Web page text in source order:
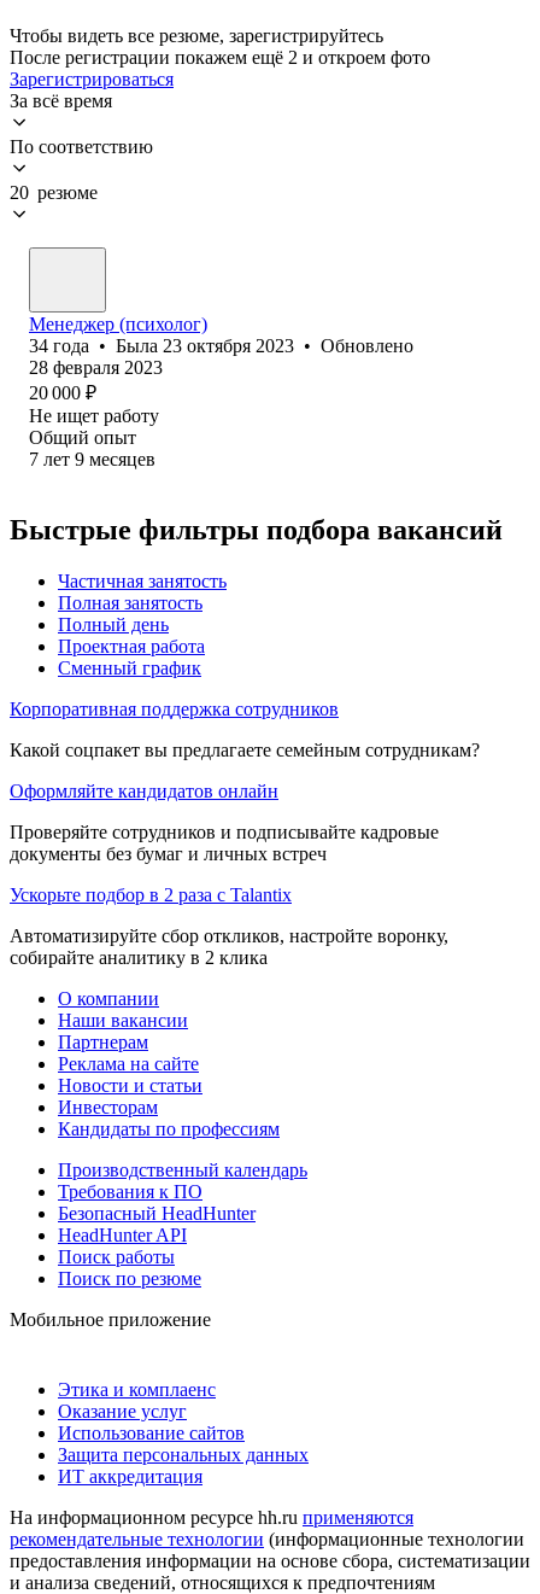
Чтобы видеть все резюме, зарегистрируйтесь
После регистрации покажем ещё 2 и откроем фото
Зарегистрироваться
За всё время
По соответствию
20 резюме
Менеджер (психолог)
34 года • Была 23 октября 2023 • Обновлено
28 февраля 2023
20 000 ₽
Не ищет работу
Общий опыт
7 лет 9 месяцев
Быстрые фильтры подбора вакансий
Частичная занятость
Полная занятость
Полный день
Проектная работа
Сменный график
Корпоративная поддержка сотрудников
Какой соцпакет вы предлагаете семейным сотрудникам?
Оформляйте кандидатов онлайн
Проверяйте сотрудников и подписывайте кадровые
документы без бумаг и личных встреч
Ускорьте подбор в 2 раза с Talantix
Автоматизируйте сбор откликов, настройте воронку,
собирайте аналитику в 2 клика
О компании
Наши вакансии
Партнерам
Реклама на сайте
Новости и статьи
Инвесторам
Кандидаты по профессиям
Производственный календарь
Требования к ПО
Безопасный HeadHunter
HeadHunter API
Поиск работы
Поиск по резюме
Мобильное приложение
Этика и комплаенс
Оказание услуг
Использование сайтов
Защита персональных данных
ИТ аккредитация
На информационном ресурсе hh.ru применяются
рекомендательные технологии (информационные технологии
предоставления информации на основе сбора, систематизации
и анализа сведений, относящихся к предпочтениям